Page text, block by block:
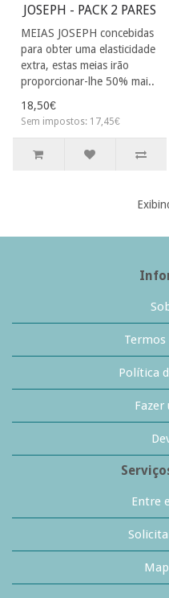
JOSEPH - PACK 2 PARES
MEIAS JOSEPH concebidas
para obter uma elasticidade
extra, estas meias irão
proporcionar-lhe 50% mai..
18,50€
Sem impostos: 17,45€
Termos
Política
Fazer
Entre